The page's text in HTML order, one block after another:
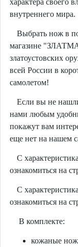
характера своего
внутреннего мира.
Выбрать нож в
магазине
златоустовских
всей России в
самолетом!
Если вы не
нами любым
покажут вам
еще нет на нашем
С
ознакомиться на
С
ознакомиться на
В комплекте:
кожаные